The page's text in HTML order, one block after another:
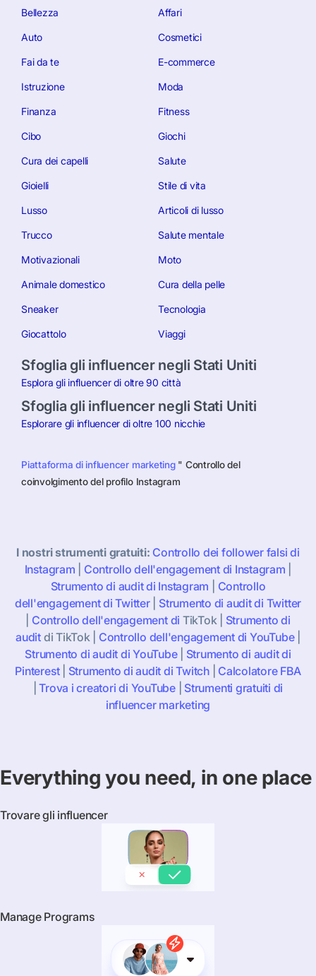
Bellezza Affari
Auto Cosmetici
Fai da te E-commerce
Istruzione Moda
Finanza Fitness
Cibo Giochi
Cura dei capelli Salute
Gioielli Stile di vita
Lusso Articoli di lusso
Trucco Salute mentale
Motivazionali Moto
Animale domestico Cura della pelle
Sneaker Tecnologia
Giocattolo Viaggi
Sfoglia gli influencer negli Stati Uniti
Esplora gli influencer di oltre 90 città
Sfoglia gli influencer negli Stati Uniti
Esplorare gli influencer di oltre 100 nicchie
Piattaforma di influencer marketing" Controllo del
coinvolgimento del profilo Instagram
I nostri strumenti gratuiti: Controllo dei follower falsi di
Instagram
Controllo dell'engagement di Instagram
Strumento di audit di Instagram
Controllo
dell'engagement di Twitter
Strumento di audit di Twitter
Controllo dell'engagement di TikTok
Strumento di
audit di TikTok Controllo dell'engagement di YouTube
Strumento di audit di YouTube| Strumento di audit di
Pinterest| Strumento di audit di Twitch| Calcolatore FBA
|Trova i creatori di YouTube| Strumenti gratuiti di
influencer marketing
Everything you need, in one place
Trovare gli influencer
Manage Programs